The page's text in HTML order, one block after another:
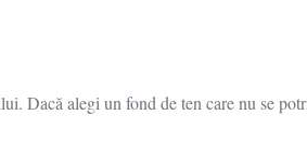
Dacă alegi un fond de ten care nu se